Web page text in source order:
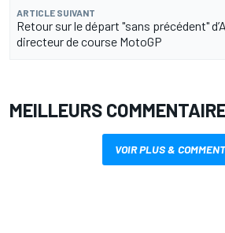
ARTICLE SUIVANT
Retour sur le départ "sans précédent"
directeur de course MotoGP
MEILLEURS
VOIR PLUS &